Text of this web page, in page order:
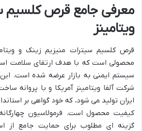
معرفی جامع قرص کلسیم
ویتامینز
محصولی است که با هدف ارتقای سلامت
سیستم ایمنی به بازار عرضه شده است.
شرکت آلفا ویتامینز آمریکا و با پروانه
ایران تولید می شود، که خود گواهی بر
کیفیت محصول است. فرمولاسیون
گزینه ای مطلوب برای حمایت جامع از